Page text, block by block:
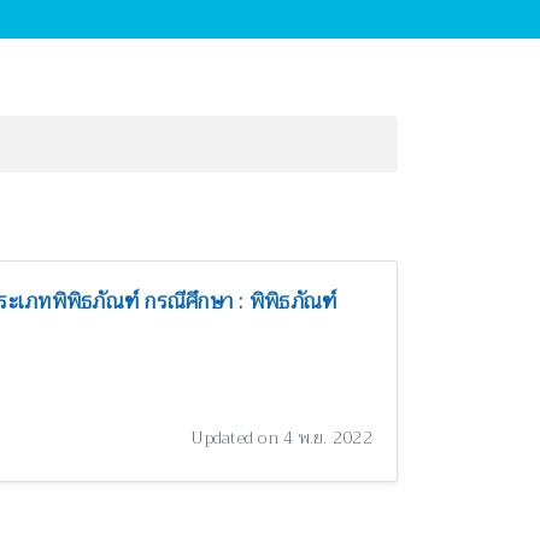
ระเภทพิพิธภัณฑ์ กรณีศึกษา : พิพิธภัณฑ์
Updated on 4 พ.ย. 2022